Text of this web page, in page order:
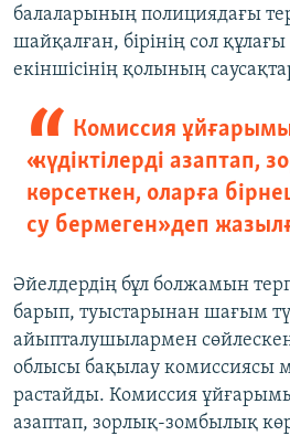
балаларының полициядағы
шайқалған, бірінің сол
екіншісінің қолының
Комиссия
«күдіктілерді азаптап,
көрсеткен, оларға
су бермеген» деп
Әйелдердің бұл болжамын
барып, туыстарынан шағым
айыпталушылармен
облысы бақылау комиссиясы
растайды. Комиссия
азаптап, зорлық-зомбылық